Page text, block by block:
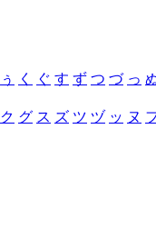
ぅ く ぐ す ず つ づ っ
ク グ ス ズ ツ ヅ ッ ヌ